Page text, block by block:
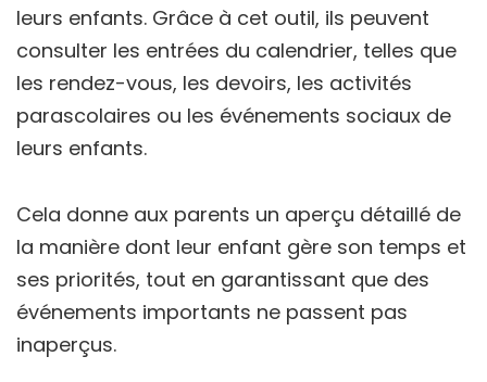
leurs enfants. Grâce à cet outil, ils peuvent
consulter les entrées du calendrier, telles que
les rendez-vous, les devoirs, les activités
parascolaires ou les événements sociaux de
leurs enfants.
Cela donne aux parents un aperçu détaillé de
la manière dont leur enfant gère son temps et
ses priorités, tout en garantissant que des
événements importants ne passent pas
inaperçus.